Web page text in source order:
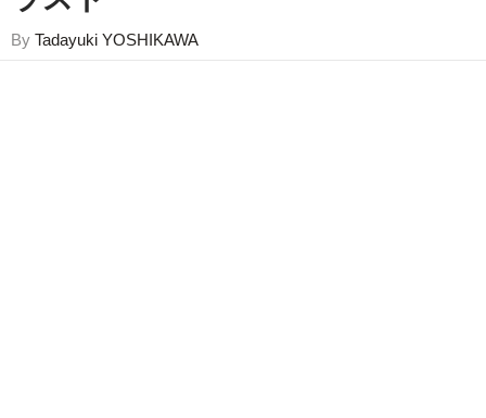
By Tadayuki YOSHIKAWA